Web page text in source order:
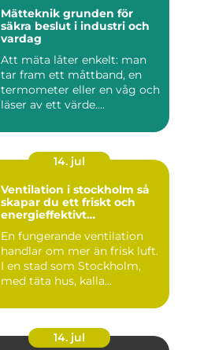
Mätteknik grunden för
säkra beslut i industri och
vardag
Att mäta låter enkelt: man
tar fram ett måttband, en
termometer eller en våg och
läser av ett värde....
14. jul
Ventilation i stockholm så
skapar du ett friskt och
energieffektivt
En fungerande ventilation
handlar om mer än frisk luft.
I en stad som Stockholm,
med täta hus, kalla...
14. jul